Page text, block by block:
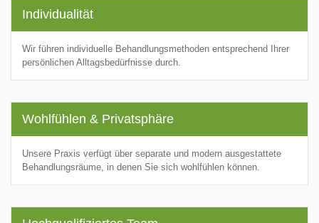
Individualität
Wir führen individuelle Behandlungsmethoden entsprechend Ihrer
persönlichen Alltagsbedürfnisse durch.
Wohlfühlen & Privatsphäre
Unsere Praxis verfügt über separate und modern ausgestattete
Behandlungsräume, in denen Sie sich wohlfühlen können.